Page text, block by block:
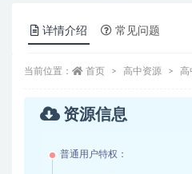
详情介绍 常见问题
当前位置： 首页 高中资源 高
资源信息
普通用户特权：